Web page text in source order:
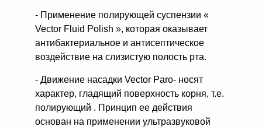
- Применение полирующей суспензии «
Vector Fluid Polish », которая оказывает
антибактериальное и антисептическое
воздействие на слизистую полость рта.
- Движение насадки Vector Paro- носят
характер, гладящий поверхность корня, т.е.
полирующий . Принцип ее действия
основан на применении ультразвуковой